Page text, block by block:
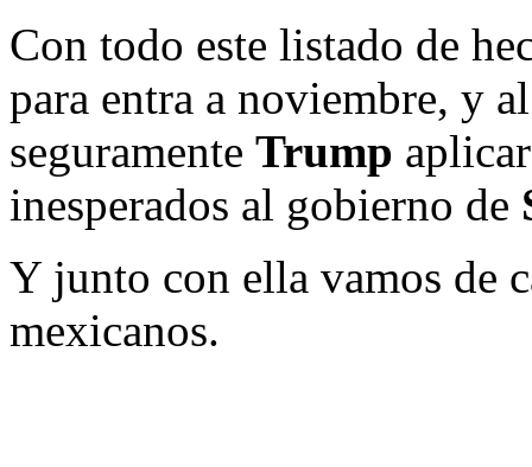
Con todo este listado de
para entra a noviembre, y
seguramente Trump
inesperados al gobierno de
Y junto con ella vamos de
mexicanos.